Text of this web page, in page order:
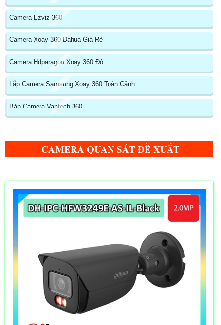
Camera Ezviz 360
Camera Xoay 360 Dahua Giá Rẻ
Camera Hdparagon Xoay 360 Độ
Lắp Camera Samsung Xoay 360 Toàn Cảnh
Bán Camera Vantech 360
CAMERA QUAN SÁT ĐỀ XUẤT